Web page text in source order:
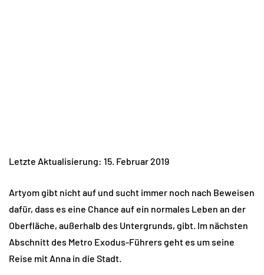
Letzte Aktualisierung: 15. Februar 2019
Artyom gibt nicht auf und sucht immer noch nach Beweisen
dafür, dass es eine Chance auf ein normales Leben an der
Oberfläche, außerhalb des Untergrunds, gibt. Im nächsten
Abschnitt des Metro Exodus-Führers geht es um seine
Reise mit Anna in die Stadt.